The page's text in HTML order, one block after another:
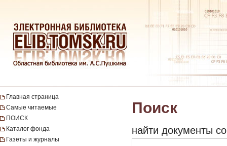
Главная страница
Самые читаемые
ПОИСК
Каталог фонда
Газеты и журналы
Поиск
найти документы